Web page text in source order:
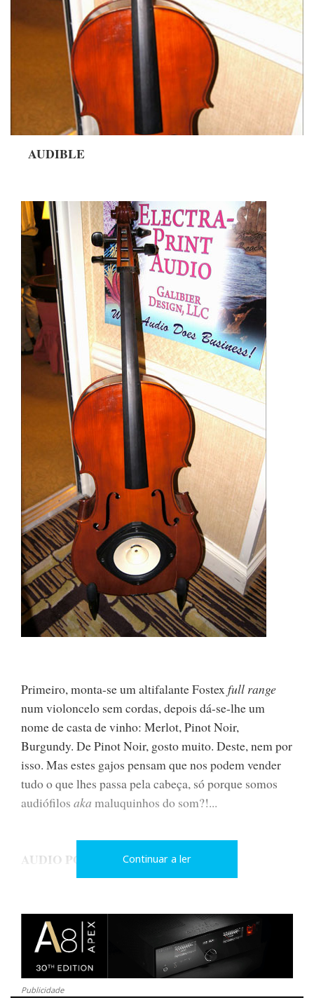
AUDIBLE
Primeiro, monta-se um altifalante Fostexfull range
num violoncelo sem cordas, depois dá-se-lhe um
nome de casta de vinho: Merlot, Pinot Noir,
Burgundy. De Pinot Noir, gosto muito. Deste, nem por
isso. Mas estes gajos pensam que nos podem vender
tudo o que lhes passa pela cabeça, só porque somos
audiófilos aka maluquinhos do som?!...
AUDIO POWERS Continuar a ler
Publicidade